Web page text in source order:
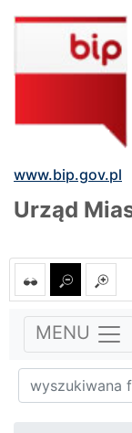
www.bip.gov.pl
Urząd
MENU